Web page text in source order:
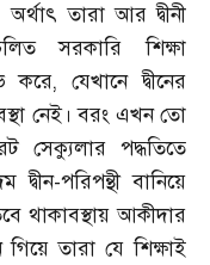
তারা আর দ্বীনী
সরকারি শিক্ষা
করে,যেখানে দ্বীনের
নেই। বরং এখন তো
সেক্যুলার পদ্ধতিতে
পরিপন্থী বানিয়ে
থাকাবস্থায় আকীদার
তারা যে শিক্ষাই